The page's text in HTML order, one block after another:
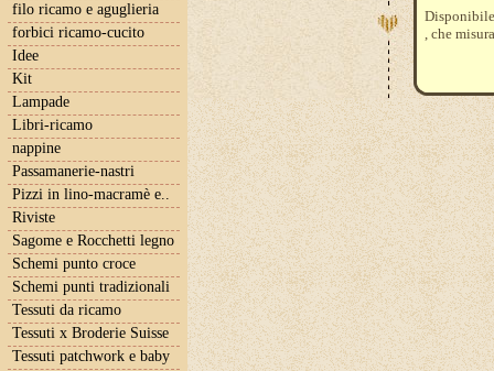
filo ricamo e aguglieria
forbici ricamo-cucito
Idee
Kit
Lampade
Libri-ricamo
nappine
Passamanerie-nastri
Pizzi in lino-macramè e..
Riviste
Sagome e Rocchetti legno
Schemi punto croce
Schemi punti tradizionali
Tessuti da ricamo
Tessuti x Broderie Suisse
Tessuti patchwork e baby
, che